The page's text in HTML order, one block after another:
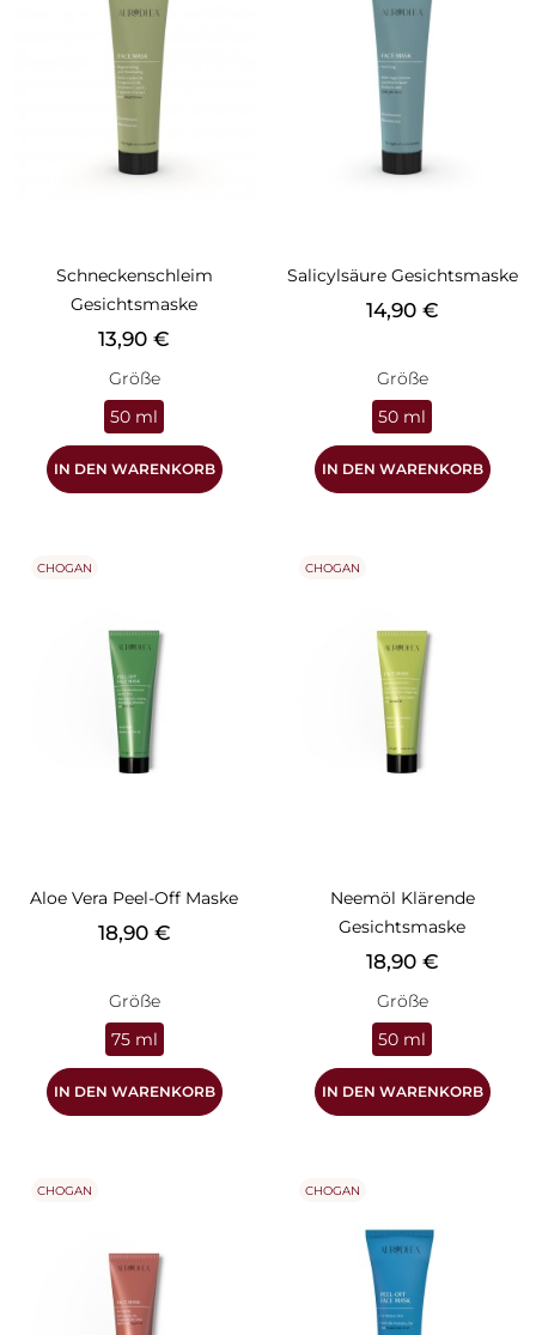
Schneckenschleim
Gesichtsmaske
Preis
13,90 €
Größe
50 ml
IN DEN WARENKORB
Salicylsäure Gesichtsmaske
Preis
14,90 €
Größe
50 ml
IN DEN WARENKORB
Aloe Vera Peel-Off Maske
Preis
18,90 €
Größe
75 ml
IN DEN WARENKORB
CHOGAN
Neemöl Klärende
Gesichtsmaske
Preis
18,90 €
Größe
50 ml
IN DEN WARENKORB
CHOGAN
CHOGAN CHOGAN